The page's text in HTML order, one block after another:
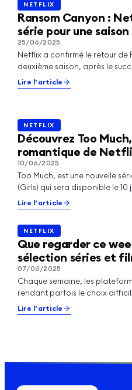
NETFLIX
NETFLIX
Ransom Canyon :
série pour une saison
25/06/2025
Netflix a confirmé le retour de
deuxième saison, après le
d’épisodes lancée en avril. La…
Lire l’article
NETFLIX
Netflix partage les
casting de La Petite
Prairie
Lire l’article
NETFLIX
NETFLIX
Découvrez Too
romantique de
10/06/2025
Too Much, est une nouvelle
(Girls) qui sera disponible le 10
bourreau de…
Lire l’article
NETFLIX
NETFLIX
Que regarder ce
sélection séries et
07/06/2025
Chaque semaine, les
rendant parfois le choix
clair, voici…
Lire l’article